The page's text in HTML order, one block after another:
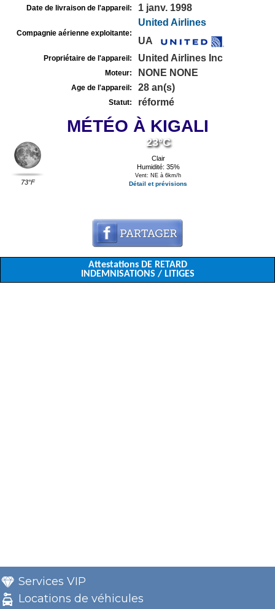
Date de livraison de l'appareil: 1 janv. 1998
Compagnie aérienne exploitante:
United Airlines
UA
Propriétaire de l'appareil: United Airlines Inc
Moteur: NONE NONE
Age de l'appareil: 28 an(s)
Statut: réformé
MÉTÉO À KIGALI
73°F
23°C
Clair
Humidité: 35%
Vent: NE à 6km/h
Détail et prévisions
Attestations DE RETARD
INDEMNISATIONS / LITIGES
Services VIP
Locations de véhicules